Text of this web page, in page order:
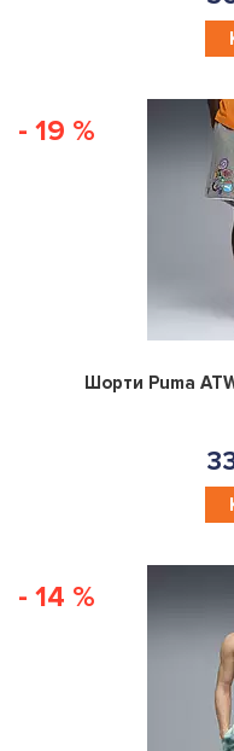
- 19 %
Шорти Puma
- 14 %